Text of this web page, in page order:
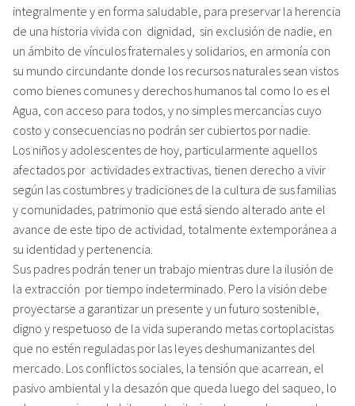
integralmente y en forma saludable, para preservar la herencia
de una historia vivida con dignidad, sin exclusión de nadie, en
un ámbito de vínculos fraternales y solidarios, en armonía con
su mundo circundante donde los recursos naturales sean vistos
como bienes comunes y derechos humanos tal como lo es el
Agua, con acceso para todos, y no simples mercancías cuyo
costo y consecuencias no podrán ser cubiertos por nadie.
Los niños y adolescentes de hoy, particularmente aquellos
afectados por actividades extractivas, tienen derecho a vivir
según las costumbres y tradiciones de la cultura de sus familias
y comunidades, patrimonio que está siendo alterado ante el
avance de este tipo de actividad, totalmente extemporánea a
su identidad y pertenencia.
Sus padres podrán tener un trabajo mientras dure la ilusión de
la extracción por tiempo indeterminado. Pero la visión debe
proyectarse a garantizar un presente y un futuro sostenible,
digno y respetuoso de la vida superando metas cortoplacistas
que no estén reguladas por las leyes deshumanizantes del
mercado. Los conflictos sociales, la tensión que acarrean, el
pasivo ambiental y la desazón que queda luego del saqueo, lo